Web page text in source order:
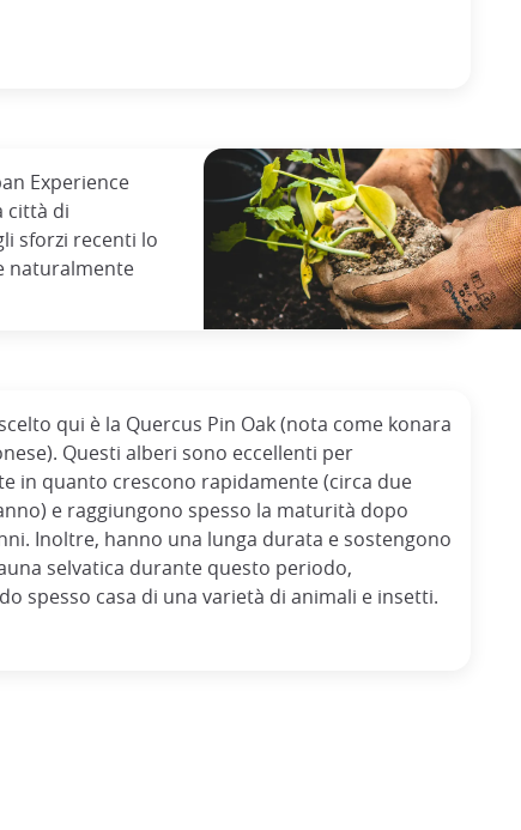
Experience
città di
sforzi recenti lo
naturalmente
qui è la Quercus Pin Oak (nota come konara
Questi alberi sono eccellenti per
in quanto crescono rapidamente (circa due
e raggiungono spesso la maturità dopo
Inoltre, hanno una lunga durata e sostengono
selvatica durante questo periodo,
spesso casa di una varietà di animali e insetti.